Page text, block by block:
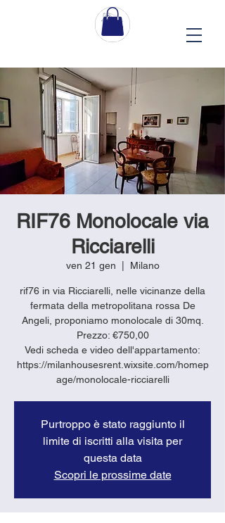
RIF76 Monolocale via
Ricciarelli
ven 21 gen Milano
rif76 in via Ricciarelli, nelle vicinanze della
fermata della metropolitana rossa De
Angeli, proponiamo monolocale di 30mq.
Prezzo: €750,00
Vedi scheda e video dell'appartamento:
https://milanhousesrent.wixsite.com/homep
age/monolocale-ricciarelli
Purtroppo è stato raggiunto il
limite di iscritti alla visita per
questa data
Scopri le prossime date